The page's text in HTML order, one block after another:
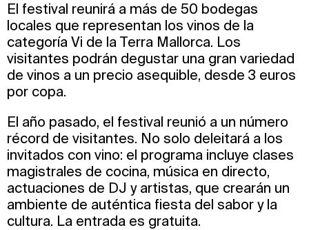
El festival reunirá a más de 50 bodegas
locales que representan los vinos de la
categoría Vi de la Terra Mallorca. Los
visitantes podrán degustar una gran variedad
de vinos a un precio asequible, desde 3 euros
por copa.
El año pasado, el festival reunió a un número
récord de visitantes. No solo deleitará a los
invitados con vino: el programa incluye clases
magistrales de cocina, música en directo,
actuaciones de DJ y artistas, que crearán un
ambiente de auténtica fiesta del sabor y la
cultura. La entrada es gratuita.